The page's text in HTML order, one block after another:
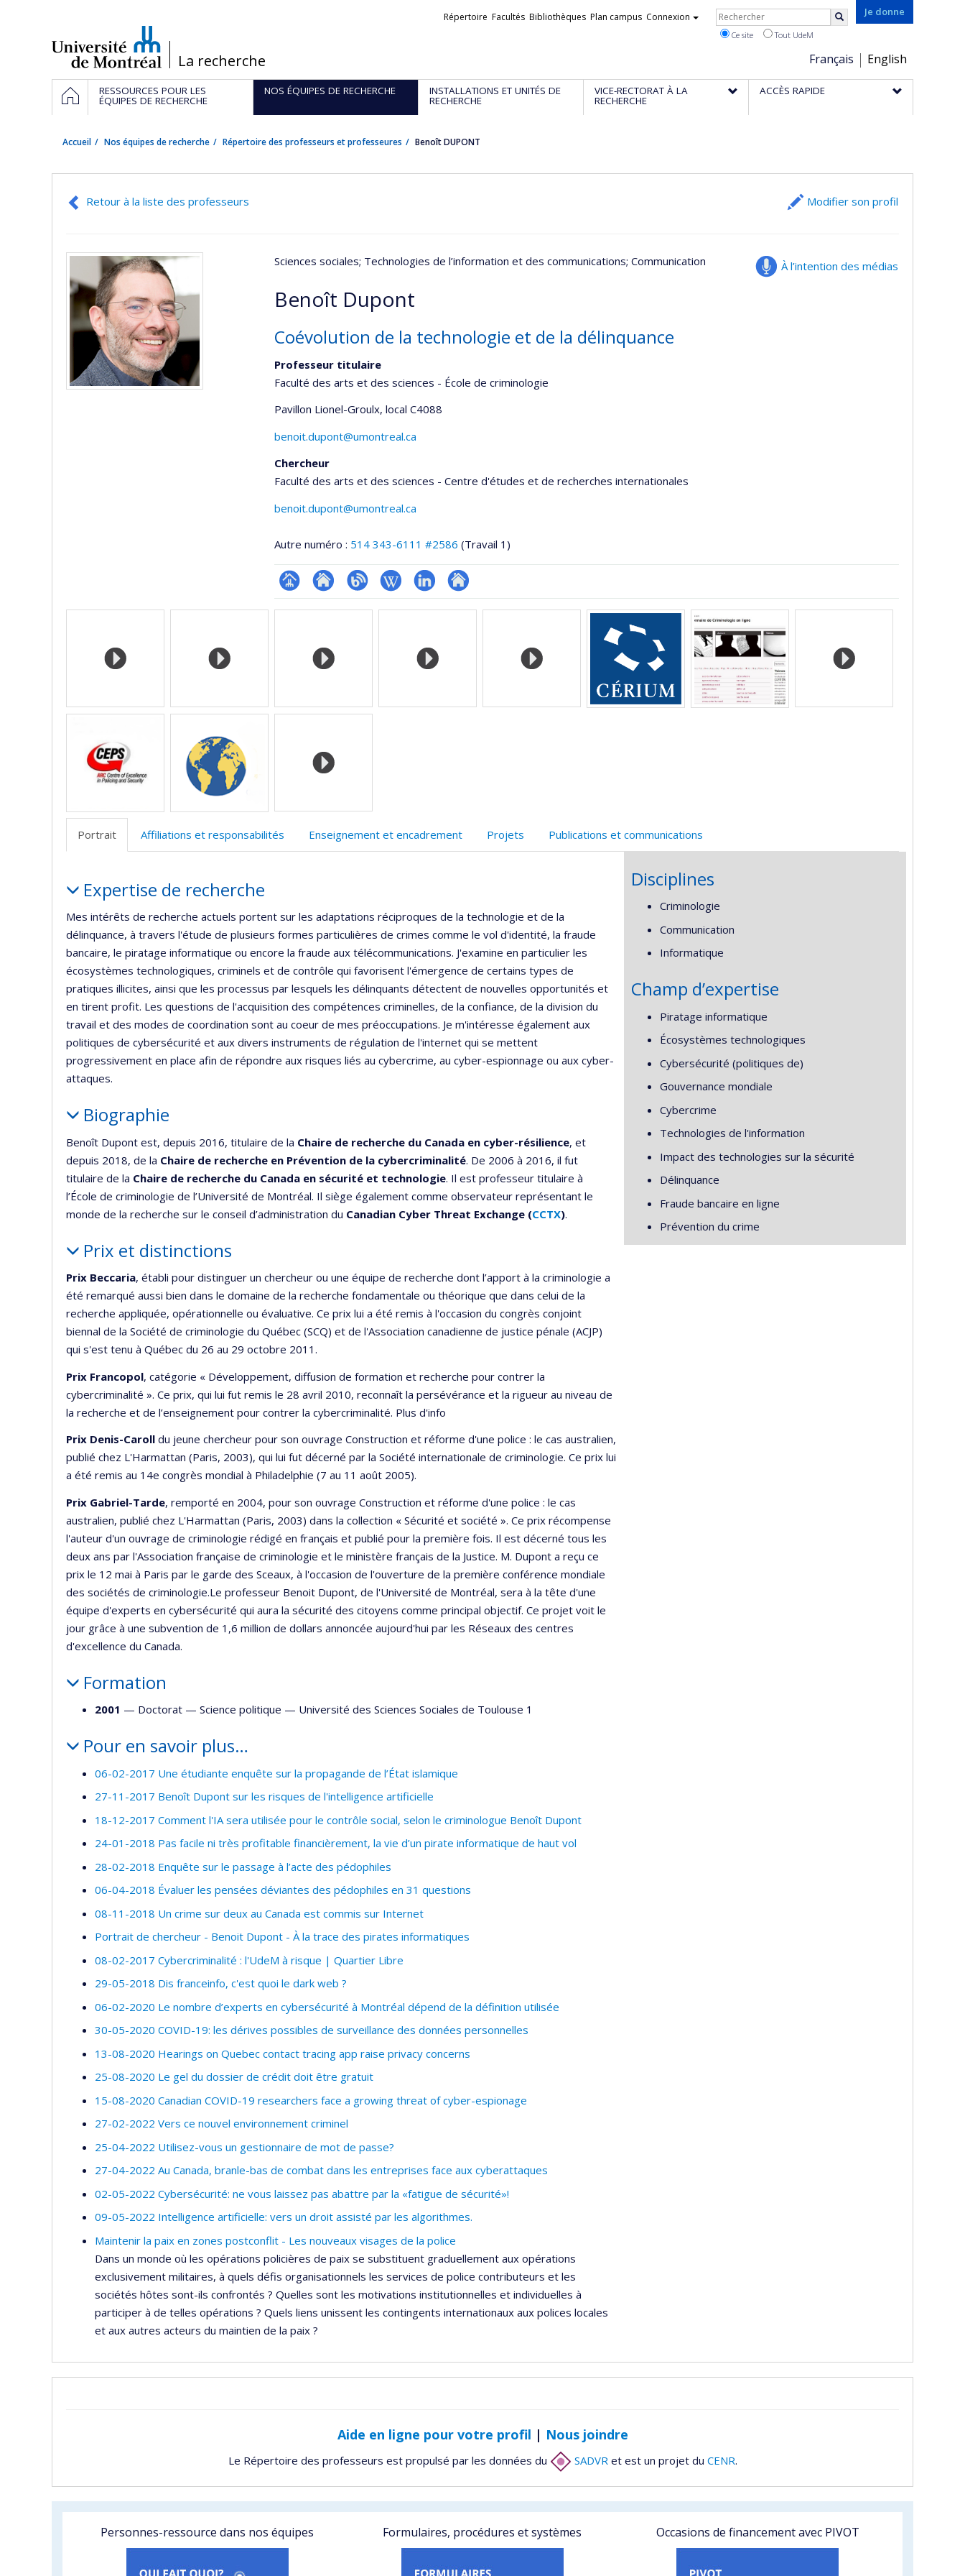
/La recherche
Je donne
Choix
de
la
Français English
Liens
Répertoire Facultés Bibliothèques Plan campus Connexion Rechercher
Ce site Tout UdeM
Navigation
principale
ACCUEILRESSOURCES POUR LES
ÉQUIPES DE RECHERCHE
NOS ÉQUIPES DE RECHERCHE INSTALLATIONS ET UNITÉS DE
RECHERCHE
VICE-RECTORAT À LA
RECHERCHE
ACCÈS RAPIDE
Accueil Nos équipes de recherche Répertoire des professeurs et professeures Benoît DUPONT
Retour à la liste des professeurs Modifier son profil
À l’intention des médias
Sciences sociales; Technologies de l’information et des communications; Communication
Benoît Dupont
Coévolution de la technologie et de la délinquance
Professeur titulaire
Faculté des arts et des sciences - École de criminologie
Pavillon Lionel-Groulx, local C4088
benoit.dupont@umontreal.ca
Chercheur
Faculté des arts et des sciences - Centre d'études et de recherches internationales
benoit.dupont@umontreal.ca
Autre numéro : 514 343-6111 #2586 (Travail 1)
Page Site
l’unité
de
BlogueWiki LinkedInAutre
Médias
Portrait Affiliations et responsabilités Enseignement et encadrement Projets Publications et communications
Expertise de recherche
Mes intérêts de recherche actuels portent sur les adaptations réciproques de la technologie et de la
délinquance, à travers l'étude de plusieurs formes particulières de crimes comme le vol d'identité, la fraude
bancaire, le piratage informatique ou encore la fraude aux télécommunications. J'examine en particulier les
écosystèmes technologiques, criminels et de contrôle qui favorisent l'émergence de certains types de
pratiques illicites, ainsi que les processus par lesquels les délinquants détectent de nouvelles opportunités et
en tirent profit. Les questions de l'acquisition des compétences criminelles, de la confiance, de la division du
travail et des modes de coordination sont au coeur de mes préoccupations. Je m'intéresse également aux
politiques de cybersécurité et aux divers instruments de régulation de l'internet qui se mettent
progressivement en place afin de répondre aux risques liés au cybercrime, au cyber-espionnage ou aux cyber-
attaques.
Biographie
Benoît Dupont est, depuis 2016, titulaire de la Chaire de recherche du Canada en cyber-résilience, et
depuis 2018, de la Chaire de recherche en Prévention de la cybercriminalité. De 2006 à 2016, il fut
titulaire de la Chaire de recherche du Canada en sécurité et technologie. Il est professeur titulaire à
l’École de criminologie de l’Université de Montréal. Il siège également comme observateur représentant le
monde de la recherche sur le conseil d’administration du Canadian Cyber Threat Exchange (CCTX).
Prix et distinctions
Prix Beccaria, établi pour distinguer un chercheur ou une équipe de recherche dont l’apport à la criminologie a
été remarqué aussi bien dans le domaine de la recherche fondamentale ou théorique que dans celui de la
recherche appliquée, opérationnelle ou évaluative. Ce prix lui a été remis à l'occasion du congrès conjoint
biennal de la Société de criminologie du Québec (SCQ) et de l'Association canadienne de justice pénale (ACJP)
qui s'est tenu à Québec du 26 au 29 octobre 2011.
Prix Francopol, catégorie « Développement, diffusion de formation et recherche pour contrer la
cybercriminalité ». Ce prix, qui lui fut remis le 28 avril 2010, reconnaît la persévérance et la rigueur au niveau de
la recherche et de l’enseignement pour contrer la cybercriminalité. Plus d'info
Prix Denis-Caroll du jeune chercheur pour son ouvrage Construction et réforme d'une police : le cas australien,
publié chez L'Harmattan (Paris, 2003), qui lui fut décerné par la Société internationale de criminologie. Ce prix lui
a été remis au 14e congrès mondial à Philadelphie (7 au 11 août 2005).
Prix Gabriel-Tarde, remporté en 2004, pour son ouvrage Construction et réforme d'une police : le cas
australien, publié chez L'Harmattan (Paris, 2003) dans la collection « Sécurité et société ». Ce prix récompense
l'auteur d'un ouvrage de criminologie rédigé en français et publié pour la première fois. Il est décerné tous les
deux ans par l'Association française de criminologie et le ministère français de la Justice. M. Dupont a reçu ce
prix le 12 mai à Paris par le garde des Sceaux, à l'occasion de l'ouverture de la première conférence mondiale
des sociétés de criminologie.Le professeur Benoit Dupont, de l'Université de Montréal, sera à la tête d'une
équipe d'experts en cybersécurité qui aura la sécurité des citoyens comme principal objectif. Ce projet voit le
jour grâce à une subvention de 1,6 million de dollars annoncée aujourd'hui par les Réseaux des centres
d'excellence du Canada.
Formation
2001 — Doctorat — Science politique — Université des Sciences Sociales de Toulouse 1
Pour en savoir plus…
06-02-2017 Une étudiante enquête sur la propagande de l’État islamique
27-11-2017 Benoît Dupont sur les risques de l'intelligence artificielle
18-12-2017 Comment l'IA sera utilisée pour le contrôle social, selon le criminologue Benoît Dupont
24-01-2018 Pas facile ni très profitable financièrement, la vie d’un pirate informatique de haut vol
28-02-2018 Enquête sur le passage à l’acte des pédophiles
06-04-2018 Évaluer les pensées déviantes des pédophiles en 31 questions
08-11-2018 Un crime sur deux au Canada est commis sur Internet
Portrait de chercheur - Benoit Dupont - À la trace des pirates informatiques
08-02-2017 Cybercriminalité : l'UdeM à risque | Quartier Libre
29-05-2018 Dis franceinfo, c'est quoi le dark web ?
06-02-2020 Le nombre d’experts en cybersécurité à Montréal dépend de la définition utilisée
30-05-2020 COVID-19: les dérives possibles de surveillance des données personnelles
13-08-2020 Hearings on Quebec contact tracing app raise privacy concerns
25-08-2020 Le gel du dossier de crédit doit être gratuit
15-08-2020 Canadian COVID-19 researchers face a growing threat of cyber-espionage
27-02-2022 Vers ce nouvel environnement criminel
25-04-2022 Utilisez-vous un gestionnaire de mot de passe?
27-04-2022 Au Canada, branle-bas de combat dans les entreprises face aux cyberattaques
02-05-2022 Cybersécurité: ne vous laissez pas abattre par la «fatigue de sécurité»!
09-05-2022 Intelligence artificielle: vers un droit assisté par les algorithmes.
Maintenir la paix en zones postconflit - Les nouveaux visages de la police
Dans un monde où les opérations policières de paix se substituent graduellement aux opérations
exclusivement militaires, à quels défis organisationnels les services de police contributeurs et les
sociétés hôtes sont-ils confrontés ? Quelles sont les motivations institutionnelles et individuelles à
participer à de telles opérations ? Quels liens unissent les contingents internationaux aux polices locales
et aux autres acteurs du maintien de la paix ?
Disciplines
Criminologie
Communication
Informatique
Champ d’expertise
Piratage informatique
Écosystèmes technologiques
Cybersécurité (politiques de)
Gouvernance mondiale
Cybercrime
Technologies de l'information
Impact des technologies sur la sécurité
Délinquance
Fraude bancaire en ligne
Prévention du crime
Aide en ligne pour votre profil | Nous joindre
Le Répertoire des professeurs est propulsé par les données du SADVR et est un projet du CENR.
Personnes-ressource dans nos équipes Formulaires, procédures et systèmes Occasions de financement avec PIVOT